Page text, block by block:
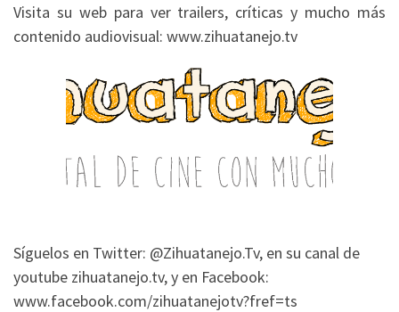
Visita su web para ver trailers, críticas y mucho más
contenido audiovisual: www.zihuatanejo.tv
Síguelos en Twitter: @Zihuatanejo.Tv, en su canal de
youtube zihuatanejo.tv, y en Facebook:
www.facebook.com/zihuatanejotv­?fref=ts